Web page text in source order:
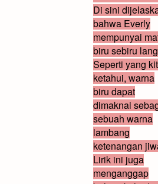
Di sini
bahwa Everly
mempunyai
biru sebiru
Seperti yang
ketahui, warna
biru dapat
dimaknai
sebuah warna
lambang
ketenangan
Lirik ini juga
menganggap